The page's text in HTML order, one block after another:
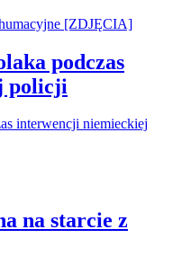
podczas
policji
na starcie z